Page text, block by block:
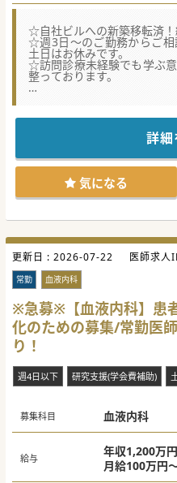
☆自社ビルへの新築移転済！
☆週3日～のご勤務からご相
土日はお休みです。
☆訪問診療未経験でも学ぶ
整っております。
最寄り駅からも徒歩約10分
セスが非常に便利なクリニッ
ご勤務の頻度によっては
います。
経験豊富なコメディカルが
環境も特徴的。
ご興味ございましたら是非
詳細
気になる
更新日 : 2026-07-22 医師求人
常勤 血液内科
※急募※【血液内科】患
化のための募集/常勤医
り！
週4日以下 研究支援(学会費補助)
募集科目 血液内科
給与
年収1,200万
月給100万円